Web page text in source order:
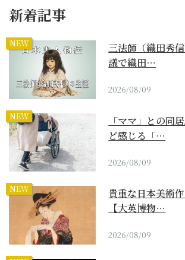
新着記事
NEW
三法師（織田秀
議で織田…
2026/08/09
NEW
「ママ」との同
ど感じる「…
2026/08/09
NEW
貴重な日本美術
【大英博物…
2026/08/09